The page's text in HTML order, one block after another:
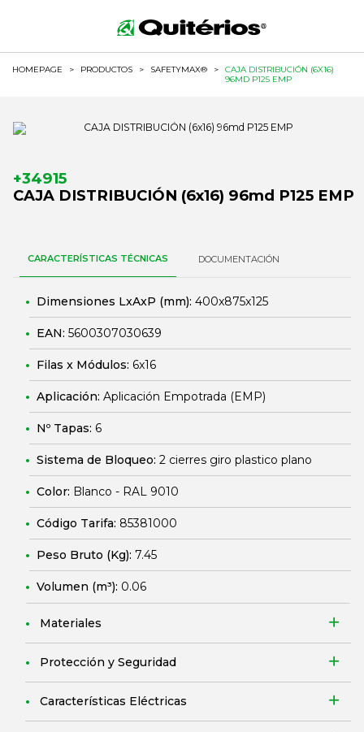
HOMEPAGE > PRODUCTOS > SAFETYMAX® >
CAJA DISTRIBUCIÓN (6X16)
96MD P125 EMP
+34915
CAJA DISTRIBUCIÓN (6x16) 96md P125 EMP
CARACTERÍSTICAS TÉCNICAS DOCUMENTACIÓN
Dimensiones LxAxP (mm): 400x875x125
EAN: 5600307030639
Filas x Módulos: 6x16
Aplicación: Aplicación Empotrada (EMP)
Nº Tapas: 6
Sistema de Bloqueo: 2 cierres giro plastico plano
Color: Blanco - RAL 9010
Código Tarifa: 85381000
Peso Bruto (Kg): 7.45
Volumen (m³): 0.06
Materiales
Protección y Seguridad
Características Eléctricas